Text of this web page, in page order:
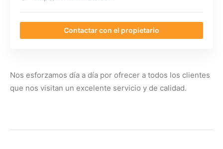
Contactar con el propietario
Nos esforzamos día a día por ofrecer a todos los clientes
que nos visitan un excelente servicio y de calidad.